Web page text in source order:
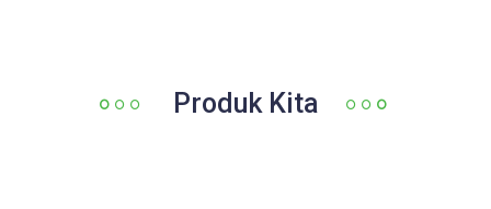
Produk Kita